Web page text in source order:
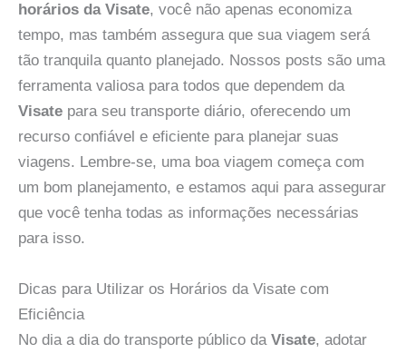
horários da Visate, você não apenas economiza
tempo, mas também assegura que sua viagem será
tão tranquila quanto planejado. Nossos posts são uma
ferramenta valiosa para todos que dependem da
Visate para seu transporte diário, oferecendo um
recurso confiável e eficiente para planejar suas
viagens. Lembre-se, uma boa viagem começa com
um bom planejamento, e estamos aqui para assegurar
que você tenha todas as informações necessárias
para isso.
Dicas para Utilizar os Horários da Visate com
Eficiência
No dia a dia do transporte público da Visate, adotar